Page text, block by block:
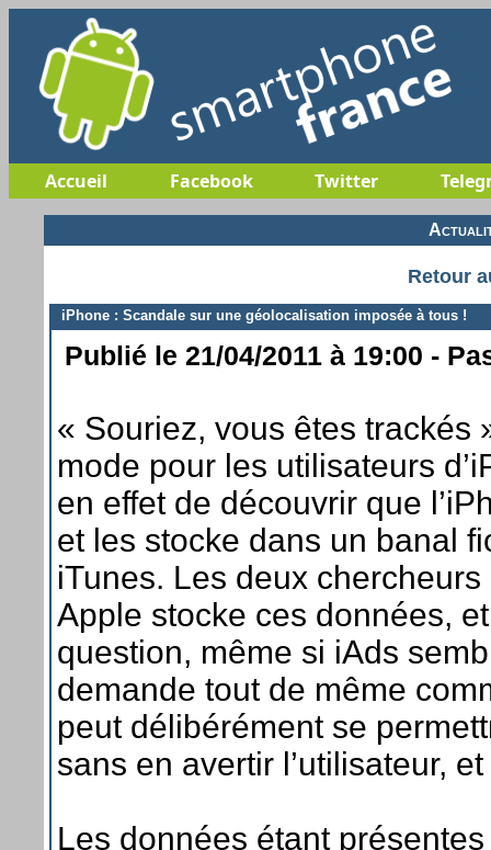
Accueil Facebook Twitter
Retour
iPhone : Scandale sur une géolocalisation imposée à tous !
Publié le 21/04/2011 à 19:00 -
« Souriez, vous êtes trackés
mode pour les utilisateurs
en effet de découvrir que
et les stocke dans un banal
iTunes. Les deux
Apple stocke ces données,
question, même si iAds
demande tout de même
peut délibérément se
sans en avertir l’utilisateur,
Les données étant